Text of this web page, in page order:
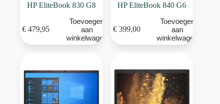
HP EliteBook 830 G8
€479,95
Toevoegen
aan
winkelwagen
HP EliteBook 840 G6
€399,00
Toevoegen
aan
winkelwagen